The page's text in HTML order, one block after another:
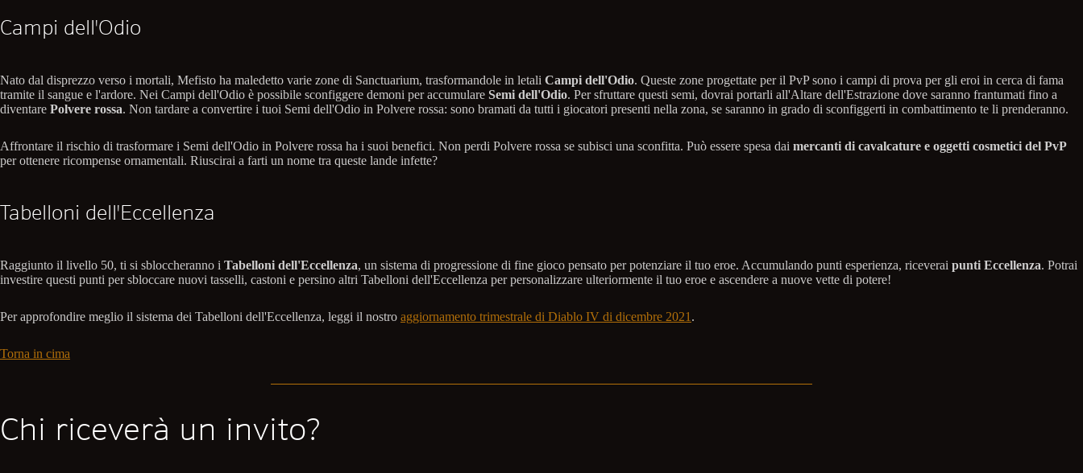
Campi dell'Odio
Nato dal disprezzo verso i mortali, Mefisto ha maledetto varie zone di Sanctuarium, trasformandole in letali Campi dell'Odio. Queste zone progettate per il PvP sono i campi di prova per gli eroi in cerca di fama
tramite il sangue e l'ardore. Nei Campi dell'Odio è possibile sconfiggere demoni per accumulare Semi dell'Odio. Per sfruttare questi semi, dovrai portarli all'Altare dell'Estrazione dove saranno frantumati fino a
diventare Polvere rossa. Non tardare a convertire i tuoi Semi dell'Odio in Polvere rossa: sono bramati da tutti i giocatori presenti nella zona, se saranno in grado di sconfiggerti in combattimento te li prenderanno.
Affrontare il rischio di trasformare i Semi dell'Odio in Polvere rossa ha i suoi benefici. Non perdi Polvere rossa se subisci una sconfitta. Può essere spesa dai mercanti di cavalcature e oggetti cosmetici del PvP
per ottenere ricompense ornamentali. Riuscirai a farti un nome tra queste lande infette?
Tabelloni dell'Eccellenza
Raggiunto il livello 50, ti si sbloccheranno i Tabelloni dell'Eccellenza, un sistema di progressione di fine gioco pensato per potenziare il tuo eroe. Accumulando punti esperienza, riceverai punti Eccellenza. Potrai
investire questi punti per sbloccare nuovi tasselli, castoni e persino altri Tabelloni dell'Eccellenza per personalizzare ulteriormente il tuo eroe e ascendere a nuove vette di potere!
Per approfondire meglio il sistema dei Tabelloni dell'Eccellenza, leggi il nostro aggiornamento trimestrale di Diablo IV di dicembre 2021 .
Torna in cima
Chi riceverà un invito?